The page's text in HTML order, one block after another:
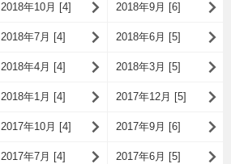
2018年10月 [4] 2018年9月 [6]
2018年7月 [4] 2018年6月 [5]
2018年4月 [4] 2018年3月 [5]
2018年1月 [4] 2017年12月 [5]
2017年10月 [4] 2017年9月 [6]
2017年7月 [4] 2017年6月 [5]